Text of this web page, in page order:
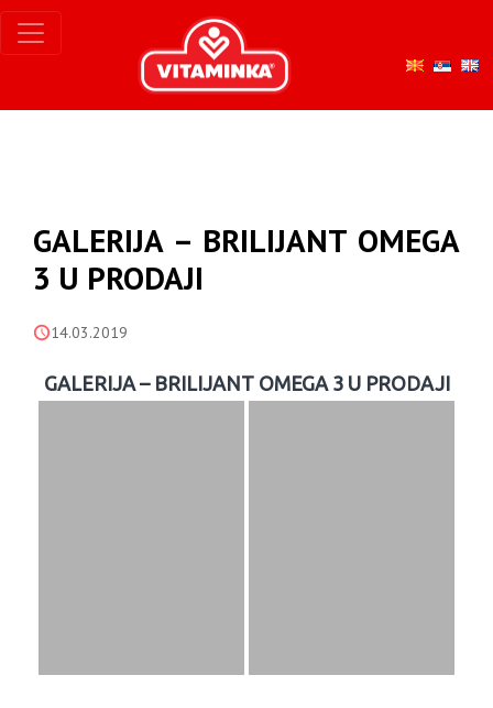
GALERIJA – BRILIJANT OMEGA
3 U PRODAJI
14.03.2019
GALERIJA – BRILIJANT OMEGA 3 U PRODAJI